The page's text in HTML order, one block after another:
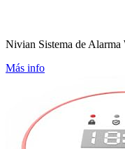
Nivian Sistema de Alarma
Más info